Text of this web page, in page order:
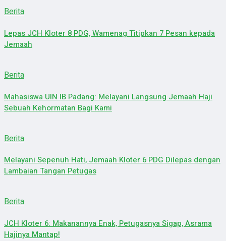
Berita
Lepas JCH Kloter 8 PDG, Wamenag Titipkan 7 Pesan kepada
Jemaah
Berita
Mahasiswa UIN IB Padang: Melayani Langsung Jemaah Haji
Sebuah Kehormatan Bagi Kami
Berita
Melayani Sepenuh Hati, Jemaah Kloter 6 PDG Dilepas dengan
Lambaian Tangan Petugas
Berita
JCH Kloter 6: Makanannya Enak, Petugasnya Sigap, Asrama
Hajinya Mantap!